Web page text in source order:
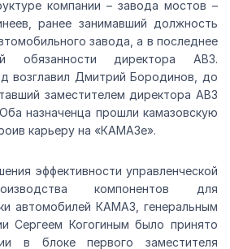
компании – завода мостов –
ранее занимавший должность
завода, а в последнее
обязанности директора АВЗ.
возглавил Дмитрий Бородинов, до
заместителем директора АВЗ
назначенца прошли камазовскую
карьеру на «КАМАЗе».
эффективности управленческой
компонентов для
автомобилей КАМАЗ, генеральным
Сергеем Когогиным было принято
в блоке первого заместителя